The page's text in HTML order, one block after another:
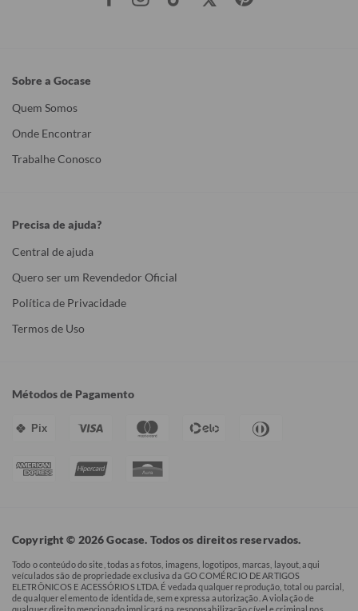
Sobre a Gocase
Quem Somos
Onde Encontrar
Trabalhe Conosco
Precisa de ajuda?
Central de ajuda
Quero ser um Revendedor Oficial
Política de Privacidade
Termos de Uso
Métodos de Pagamento
Pix
Copyright © 2026 Gocase. Todos os direitos reservados.
Todo o conteúdo do site, todas as fotos, imagens, logotipos, marcas, layout, aqui
veículados são de propriedade exclusiva da GO COMÉRCIO DE ARTIGOS
ELETRÔNICOS E ACESSÓRIOS LTDA. É vedada qualquer reprodução, total ou parcial,
de qualquer elemento de identidade, sem expressa autorização. A violação de